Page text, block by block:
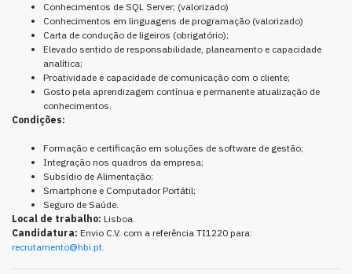
Conhecimentos de SQL Server; (valorizado)
Conhecimentos em linguagens de programação (valorizado)
Carta de condução de ligeiros (obrigatório);
Elevado sentido de responsabilidade, planeamento e capacidade
analítica;
Proatividade e capacidade de comunicação com o cliente;
Gosto pela aprendizagem contínua e permanente atualização de
conhecimentos.
Condições:
Formação e certificação em soluções de software de gestão;
Integração nos quadros da empresa;
Subsídio de Alimentação;
Smartphone e Computador Portátil;
Seguro de Saúde.
Local de trabalho: Lisboa.
Candidatura: Envio C.V. com a referência TI1220 para:
recrutamento@hbi.pt.